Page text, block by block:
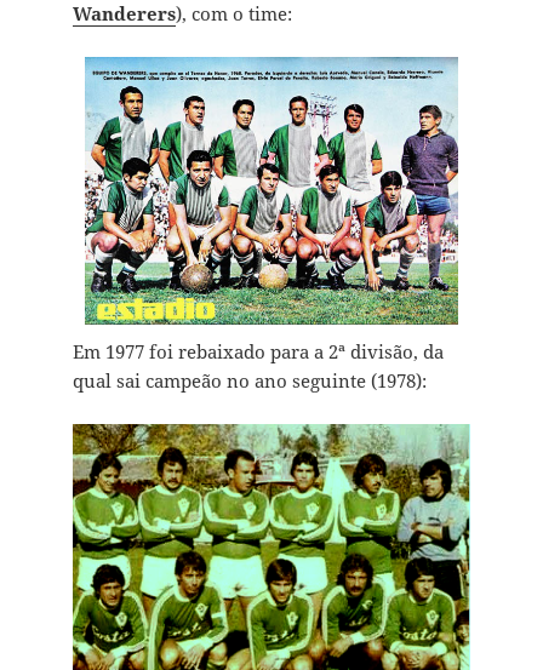
Wanderers), com o time:
Em 1977 foi rebaixado para a 2ª divisão, da
qual sai campeão no ano seguinte (1978):